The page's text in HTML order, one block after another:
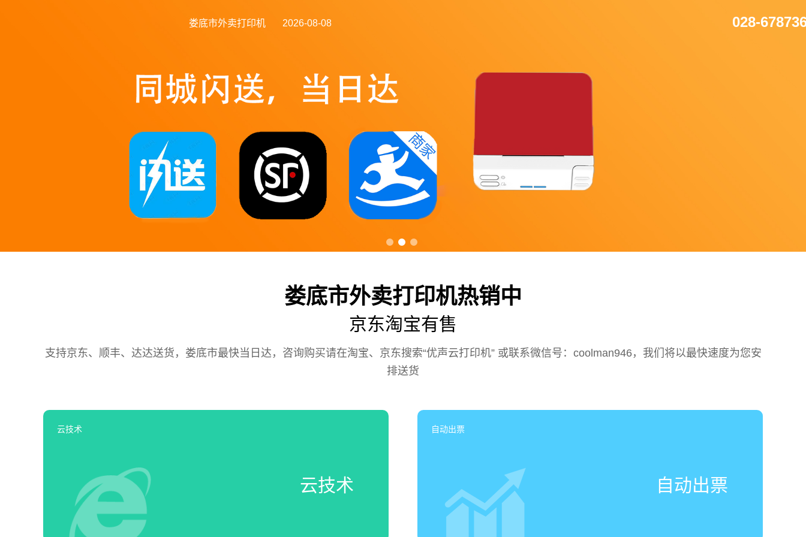
娄底市外卖打印机 2026-08-08 028-
娄底市外卖打印机热销中
京东淘宝有售
支持京东、顺丰、达达送货，娄底市最快当日达，咨询购买请在淘宝、京东搜索“优声云打印机” 或联系微信号：coolman946，我们将以最快速度为您安
排送货
云技术
云技术
自动出票
自动出票